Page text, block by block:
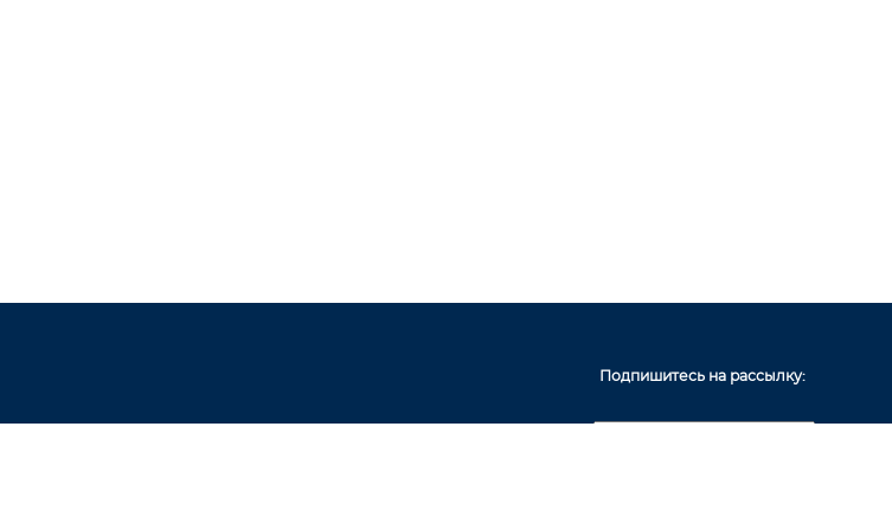
Подпишитесь на рассылку: